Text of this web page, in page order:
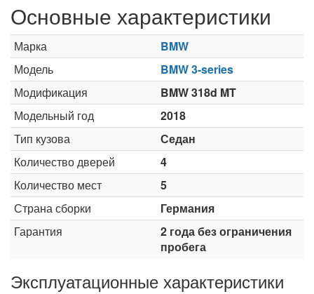
Основные характеристики
Марка
BMW
Модель
BMW 3-series
Модификация
BMW 318d MT
Модельный год
2018
Тип кузова
Седан
Количество дверей
4
Количество мест
5
Страна сборки
Германия
Гарантия
2 года без ограничения
пробега
Эксплуатационные характеристики